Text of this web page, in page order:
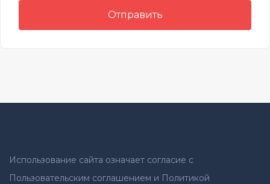
Отправить
Использование сайта означает согласие с
Пользовательским соглашением и Политикой